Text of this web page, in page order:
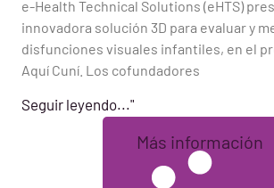
e-Health Technical Solutions (eHTS)
innovadora solución 3D para evaluar y
disfunciones visuales infantiles, en el
Aquí Cuní. Los cofundadores
Seguir leyendo..."
Más información